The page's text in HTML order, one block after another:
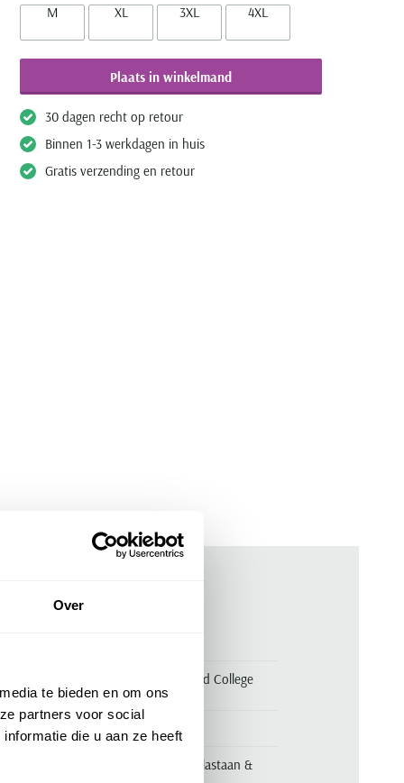
Over
te bieden en om ons
partners voor social
die u aan ze heeft
M
XL 3XL 4XL
Plaats in winkelmand
30 dagen recht op retour
Binnen 1-3 werkdagen in huis
Gratis verzending en retour
Fynch Hatton outdoorvest Hybrid College
Jacket navy sportief
Fynch Hatton
Buitenkant: 91% polyester, 9% elastaan &